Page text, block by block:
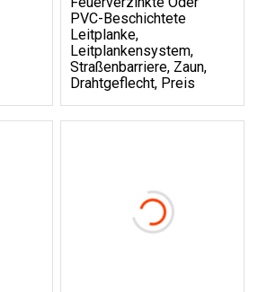
PVC-Beschichtete
Leitplanke,
Leitplankensystem,
Straßenbarriere, Zaun,
Drahtgeflecht, Preis